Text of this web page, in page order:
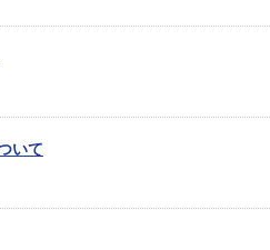
いて